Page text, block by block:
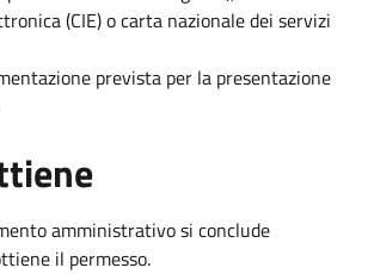
(CIE) o carta nazionale dei servizi
prevista per la presentazione
amministrativo si conclude
il permesso.